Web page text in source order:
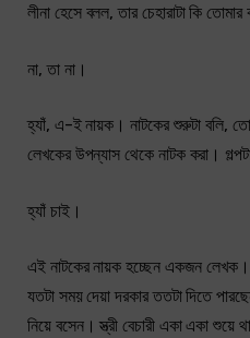
লীনা হেসে বলল, তার চেহারাটা কি
না, তা না।
হ্যাঁ, এ-ই নায়ক। নাটকের শুরুটা বলি,
লেখকের উপন্যাস থেকে নাটক করা।
হ্যাঁ চাই।
এই নাটকের নায়ক হচ্ছেন একজন লেখক।
যতটা সময় দেয়া দরকার ততটা দিতে
নিয়ে বসেন। স্ত্রী বেচারী একা একা